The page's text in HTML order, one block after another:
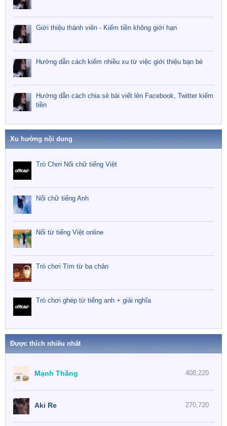
Giới thiệu thành viên - Kiếm tiền không giới hạn
Hướng dẫn cách kiếm nhiều xu từ việc giới thiệu bạn bè
Hướng dẫn cách chia sẻ bài viết lên Facebook, Twitter kiếm
tiền
Xu hướng nội dung
Trò Chơi Nối chữ tiếng Việt
Nối chữ tiếng Anh
Nối từ tiếng Việt online
Trò chơi Tìm từ ba chân
Trò chơi ghép từ tiếng anh + giải nghĩa
Được thích nhiều nhất
408,220
Mạnh Thăng
270,720
Aki Re